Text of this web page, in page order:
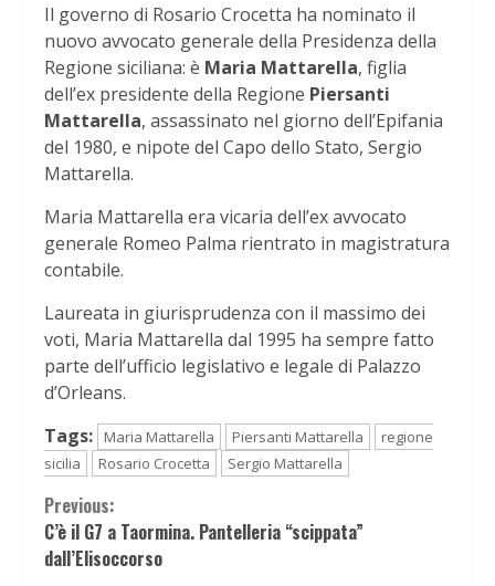
Il governo di Rosario Crocetta ha nominato il
nuovo avvocato generale della Presidenza della
Regione siciliana: è Maria Mattarella, figlia
dell’ex presidente della Regione Piersanti
Mattarella, assassinato nel giorno dell’Epifania
del 1980, e nipote del Capo dello Stato, Sergio
Mattarella.
Maria Mattarella era vicaria dell’ex avvocato
generale Romeo Palma rientrato in magistratura
contabile.
Laureata in giurisprudenza con il massimo dei
voti, Maria Mattarella dal 1995 ha sempre fatto
parte dell’ufficio legislativo e legale di Palazzo
d’Orleans.
Tags:
Maria Mattarella Piersanti Mattarella
regione
sicilia
Rosario Crocetta Sergio Mattarella
Continue
Reading
Previous:
C’è il G7 a Taormina. Pantelleria “scippata”
dall’Elisoccorso